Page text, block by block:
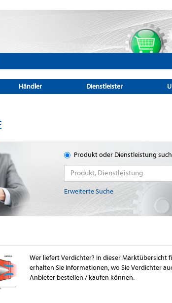
Händler Dienstleister
Produkt oder Dienstleistung
Erweiterte Suche
Wer liefert Verdichter? In dieser Marktübersicht
erhalten Sie Informationen, wo Sie Verdichter
Anbieter bestellen / kaufen können.